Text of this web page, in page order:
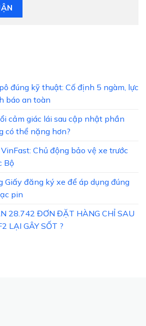
đúng kỹ thuật: Cố định 5 ngàm, lực
báo an toàn
cảm giác lái sau cập nhật phần
có thể nặng hơn?
Chủ động bảo vệ xe trước
Bộ
Giấy đăng ký xe để áp dụng đúng
pin
28.742 ĐƠN ĐẶT HÀNG CHỈ SAU
LẠI GÂY SỐT ?